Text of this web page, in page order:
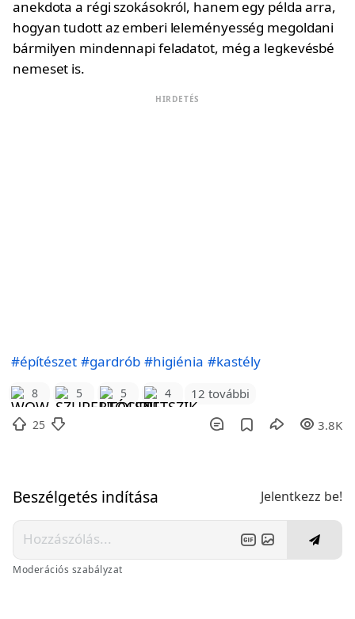
anekdota a régi szokásokról, hanem egy példa arra,
hogyan tudott az emberi leleményesség megoldani
bármilyen mindennapi feladatot, még a legkevésbé
nemeset is.
HIRDETÉS
#építészet #gardrób #higiénia #kastély
8 5 5 4 12 további
25 3.8K
Beszélgetés indítása Jelentkezz be!
Moderációs szabályzat